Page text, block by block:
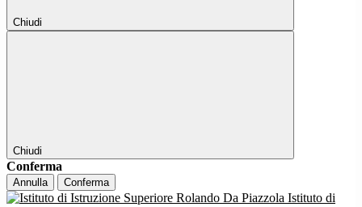
Chiudi
Chiudi
Conferma
Annulla Conferma
Istituto di